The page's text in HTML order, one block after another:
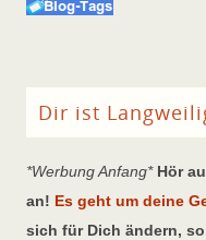
Dir ist
*Werbung Anfang* Hör
an! Es geht um deine
sich für Dich ändern,